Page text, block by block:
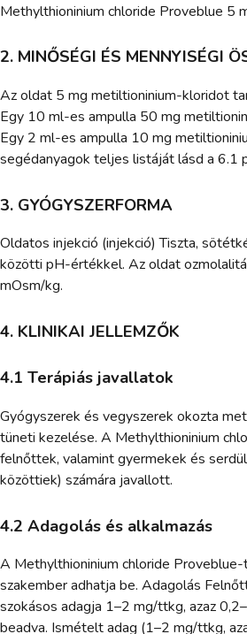
Methylthioninium chloride Proveblue 5
2. MINŐSÉGI ÉS MENNYISÉGI
Az oldat 5 mg metiltioninium-kloridot
Egy 10 ml-es ampulla 50 mg
Egy 2 ml-es ampulla 10 mg
segédanyagok teljes listáját lásd a 6.1
3. GYÓGYSZERFORMA
Oldatos injekció (injekció) Tiszta,
közötti pH-értékkel. Az oldat
mOsm/kg.
4. KLINIKAI JELLEMZŐK
4.1 Terápiás javallatok
Gyógyszerek és vegyszerek okozta
tüneti kezelése. A Methylthioninium
felnőttek, valamint gyermekek és
közöttiek) számára javallott.
4.2 Adagolás és alkalmazás
A Methylthioninium chloride
szakember adhatja be. Adagolás
szokásos adagja 1–2 mg/ttkg, azaz
beadva. Ismételt adag (1–2 mg/ttkg,